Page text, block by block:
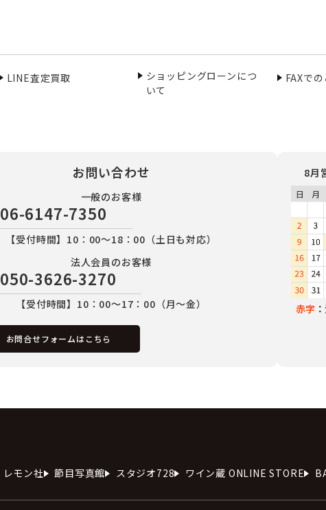
LINE査定買取
ショッピングローンにつ
いて
FAXで
お問い合わせ
一般のお客様
06-6147-7350
【受付時間】10：00～18：00（土日も対応）
法人会員のお客様
050-3626-3270
【受付時間】10：00～17：00（月～金）
お問合せフォームはこちら
8月
赤字
レモン社 節目写真館 スタジオ728 ワイン蔵 ONLINE STORE